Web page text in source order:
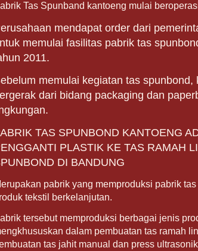
Tas Spunband kantoeng mulai
mendapat order dari
memulai fasilitas pabrik tas
2011.
memulai kegiatan tas spunbond,
dari bidang packaging dan
TAS SPUNBOND KANTOENG
PLASTIK KE TAS RAMAH
DI BANDUNG
pabrik yang memproduksi pabrik
tekstil berkelanjutan.
tersebut memproduksi berbagai jenis
dalam pembuatan tas ramah
tas jahit manual dan press